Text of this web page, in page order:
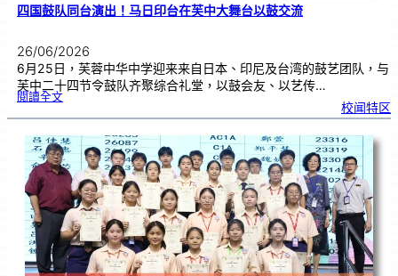
四国鼓队同台演出！马日印台在芙中大舞台以鼓交流
26/06/2026
6月25日，芙蓉中华中学迎来来自日本、印尼及台湾的鼓艺团队，与
芙中二十四节令鼓队齐聚综合礼堂，以鼓会友、以艺传…
閱讀全文:四
队
台
演
出
！
马
日
印
台
在
芙
中
大
舞
台
以
鼓
交
流
校闻特区